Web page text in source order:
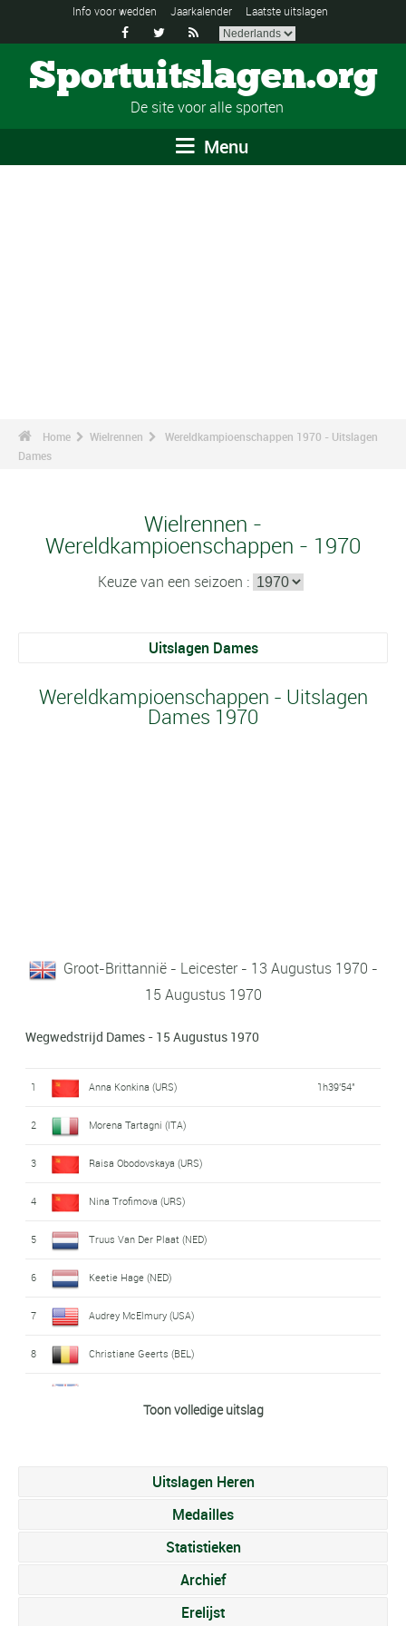
Info voor wedden Jaarkalender Laatste uitslagen
  
Sportuitslagen.org
De site voor alle sporten
Menu
Home Wielrennen
Wereldkampioenschappen 1970 - Uitslagen
Dames
Wielrennen -
Wereldkampioenschappen - 1970
Keuze van een seizoen :
Uitslagen Dames
Wereldkampioenschappen - Uitslagen
Dames 1970
Groot-Brittannië - Leicester - 13 Augustus 1970 -
15 Augustus 1970
Wegwedstrijd Dames - 15 Augustus 1970
1 Anna Konkina (URS) 1h39'54"
2 Morena Tartagni (ITA)
3 Raisa Obodovskaya (URS)
4 Nina Trofimova (URS)
5 Truus Van Der Plaat (NED)
6 Keetie Hage (NED)
7 Audrey McElmury (USA)
8 Christiane Geerts (BEL)
Marie-Simone Jaudin (FRA)
Ludmila Smirnova (URS)
Toon volledige uitslag
Uitslagen Heren
Medailles
Statistieken
Archief
Erelijst